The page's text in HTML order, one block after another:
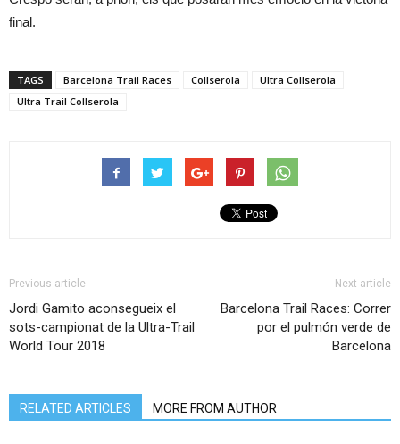
final.
TAGS Barcelona Trail Races Collserola
Ultra Collserola
Ultra Trail Collserola
Previous article
Jordi Gamito aconsegueix el
sots-campionat de la Ultra-Trail
World Tour 2018
Next article
Barcelona Trail Races: Correr
por el pulmón verde de
Barcelona
RELATED ARTICLES MORE FROM AUTHOR